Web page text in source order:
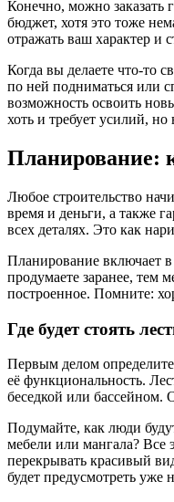
Конечно, можно заказать
бюджет, хотя это тоже
отражать ваш характер и
Когда вы делаете что-то
по ней подниматься или
возможность освоить
хоть и требует усилий, но
Планирование:
Любое строительство
время и деньги, а также
всех деталях. Это как
Планирование включает
продумаете заранее, тем
построенное. Помните:
Где будет стоять
Первым делом
её функциональность.
беседкой или бассейном.
Подумайте, как люди
мебели или мангала? Все
перекрывать красивый
будет предусмотреть уже